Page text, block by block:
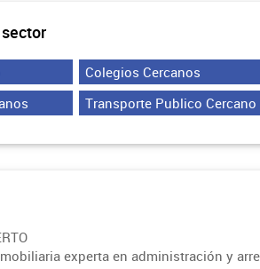
Colegios Cercanos
Transporte Publico Cercano
experta en administración y